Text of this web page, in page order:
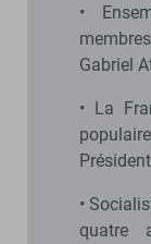
•
Gabriel
• La
•
quatre